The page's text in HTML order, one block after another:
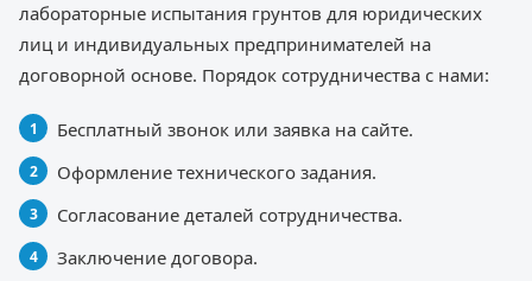
лабораторные испытания грунтов для юридических
лиц и индивидуальных предпринимателей на
договорной основе. Порядок сотрудничества с нами:
Бесплатный звонок или заявка на сайте.
Оформление технического задания.
Согласование деталей сотрудничества.
Заключение договора.